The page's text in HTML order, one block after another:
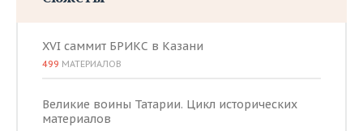
XVI саммит БРИКС в Казани
499 МАТЕРИАЛОВ
Великие воины Татарии. Цикл исторических
материалов